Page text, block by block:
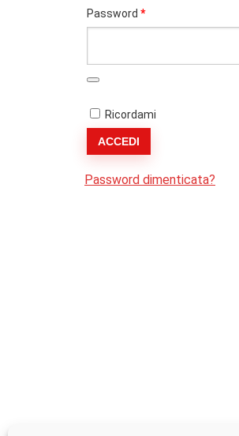
Password *Richiesto
Ricordami
ACCEDI
Password dimenticata?